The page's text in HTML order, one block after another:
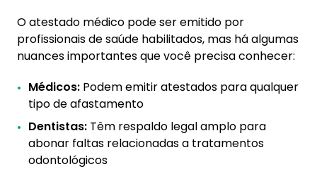
O atestado médico pode ser emitido por
profissionais de saúde habilitados, mas há algumas
nuances importantes que você precisa conhecer:
Médicos: Podem emitir atestados para qualquer
tipo de afastamento
Dentistas: Têm respaldo legal amplo para
abonar faltas relacionadas a tratamentos
odontológicos